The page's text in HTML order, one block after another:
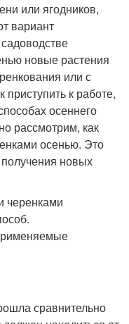
или ягодников,
вариант
новые растения
или с
к работе,
осеннего
рассмотрим, как
осенью. Это
новых
сравнительно